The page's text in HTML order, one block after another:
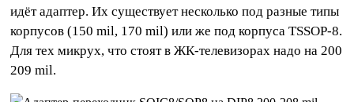
идёт адаптер. Их существует несколько под разные типы
корпусов (150 mil, 170 mil) или же под корпуса TSSOP-8.
Для тех микрух, что стоят в ЖК-телевизорах надо на 200
209 mil.